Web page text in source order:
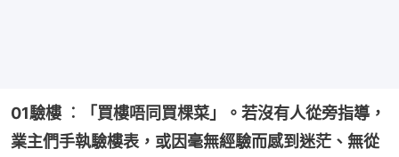
01驗樓 ︰「買樓唔同買棵菜」。若沒有人從旁指導，
業主們手執驗樓表，或因毫無經驗而感到迷茫、無從